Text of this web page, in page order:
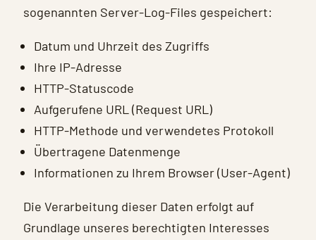
sogenannten Server-Log-Files gespeichert:
Datum und Uhrzeit des Zugriffs
Ihre IP-Adresse
HTTP-Statuscode
Aufgerufene URL (Request URL)
HTTP-Methode und verwendetes Protokoll
Übertragene Datenmenge
Informationen zu Ihrem Browser (User-Agent)
Die Verarbeitung dieser Daten erfolgt auf
Grundlage unseres berechtigten Interesses